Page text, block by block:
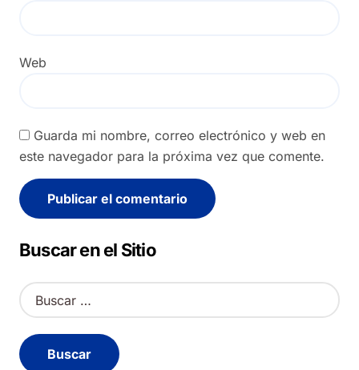
Web
Guarda mi nombre, correo electrónico y web en
este navegador para la próxima vez que comente.
Alternative:
Buscar en el Sitio
B
u
c
a